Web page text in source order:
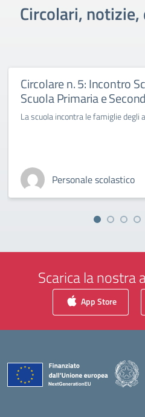
Circolari,
Circolare n. 5: Incontro
Scuola Primaria e
La scuola incontra le famiglie
Personale scolastico
Scarica la nostra
App Store